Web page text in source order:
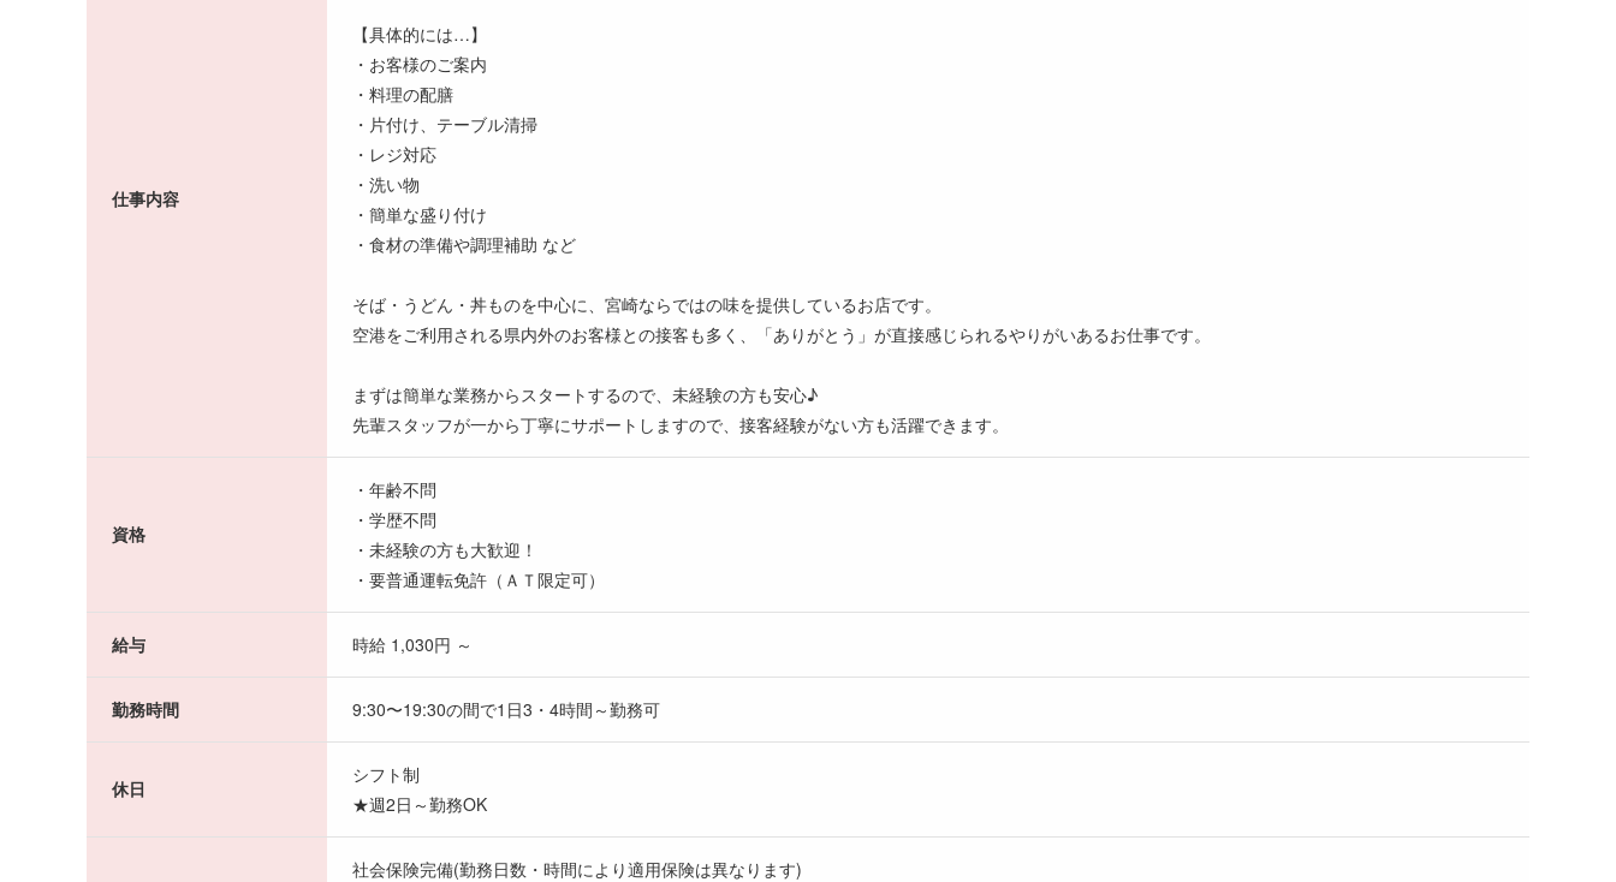
仕事内容
【具体的には…】
・お客様のご案内
・料理の配膳
・片付け、テーブル清掃
・レジ対応
・洗い物
・簡単な盛り付け
・食材の準備や調理補助 など
そば・うどん・丼ものを中心に、宮崎ならではの味を提供しているお店です。
空港をご利用される県内外のお客様との接客も多く、「ありがとう」が直接感じられるやりがいあるお仕事です。
まずは簡単な業務からスタートするので、未経験の方も安心♪
先輩スタッフが一から丁寧にサポートしますので、接客経験がない方も活躍できます。
資格
・年齢不問
・学歴不問
・未経験の方も大歓迎！
・要普通運転免許（ＡＴ限定可）
給与 時給 1,030円 ～
勤務時間 9:30〜19:30の間で1日3・4時間～勤務可
休日
シフト制
★週2日～勤務OK
社会保険完備(勤務日数・時間により適用保険は異なります)